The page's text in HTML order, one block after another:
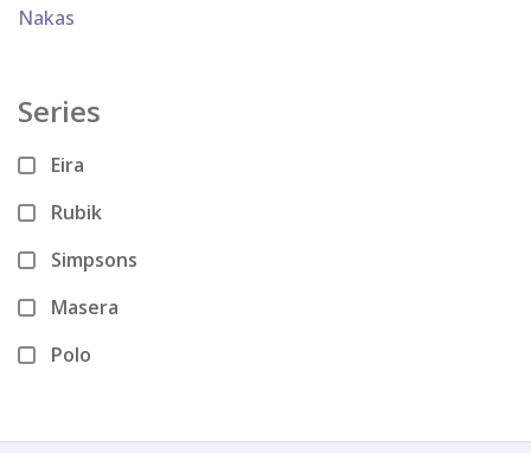
Nakas
Series
Eira
Rubik
Simpsons
Masera
Polo